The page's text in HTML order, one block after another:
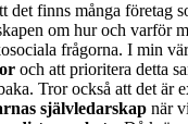
det finns många företag
om hur och varför
frågorna. I min
och att prioritera detta
Tror också att det är
självledarskap när